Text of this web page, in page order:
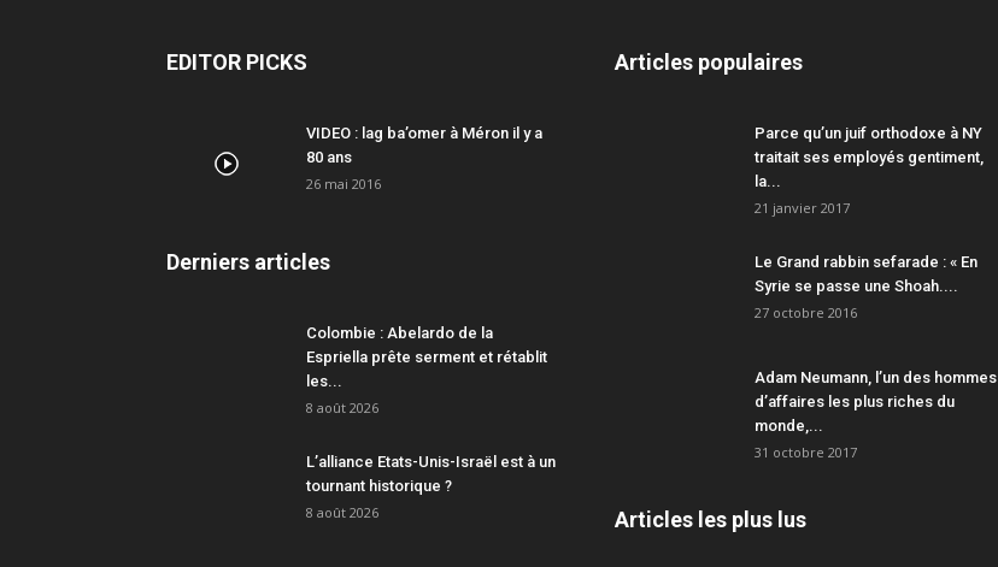
EDITOR PICKS
VIDEO : lag ba’omer à Méron il y a
80 ans
26 mai 2016
Derniers articles
Colombie : Abelardo de la
Espriella prête serment et rétablit
les...
8 août 2026
L’alliance Etats-Unis-Israël est à un
tournant historique ?
8 août 2026
Articles populaires
Parce qu’un juif orthodoxe à NY
traitait ses employés gentiment,
la...
21 janvier 2017
Le Grand rabbin sefarade : « En
Syrie se passe une Shoah....
27 octobre 2016
Adam Neumann, l’un des hommes
d’affaires les plus riches du
monde,...
31 octobre 2017
Articles les plus lus